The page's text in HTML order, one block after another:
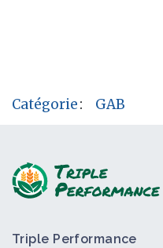
Catégorie: GAB
Triple Performance